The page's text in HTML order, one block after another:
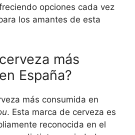
opciones cada vez
los amantes de esta
más
España?
más consumida en
. Esta marca de cerveza es
reconocida en el